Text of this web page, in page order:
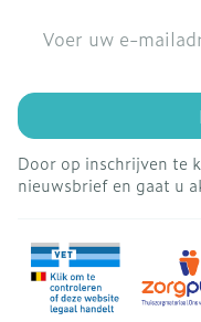
Door op inschrijven te
nieuwsbrief en gaat u